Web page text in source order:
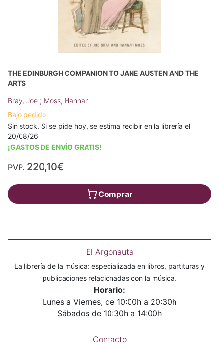
THE EDINBURGH COMPANION TO JANE AUSTEN AND THE
ARTS
Bray, Joe ; Moss, Hannah
Bajo pedido
Sin stock. Si se pide hoy, se estima recibir en la librería el
20/08/26
¡GASTOS DE ENVÍO GRATIS!
PVP. 220,10€
Comprar
El Argonauta
La librería de la música: especializada en libros, partituras y
publicaciones relacionadas con la música.
Horario:
Lunes a Viernes, de 10:00h a 20:30h
Sábados de 10:30h a 14:00h
Contacto